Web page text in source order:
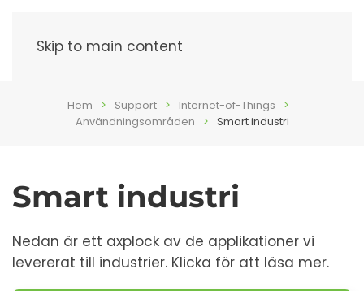
Skip to main content
Hem Support
Internet-of-Things
Användningsområden
Smart industri
Smart industri
Nedan är ett axplock av de applikationer vi
levererat till industrier. Klicka för att läsa mer.